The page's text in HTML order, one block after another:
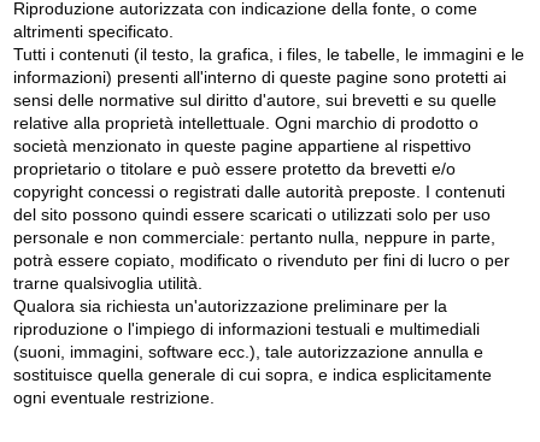
Riproduzione autorizzata con indicazione della fonte, o come
altrimenti specificato.
Tutti i contenuti (il testo, la grafica, i files, le tabelle, le immagini e le
informazioni) presenti all'interno di queste pagine sono protetti ai
sensi delle normative sul diritto d'autore, sui brevetti e su quelle
relative alla proprietà intellettuale. Ogni marchio di prodotto o
società menzionato in queste pagine appartiene al rispettivo
proprietario o titolare e può essere protetto da brevetti e/o
copyright concessi o registrati dalle autorità preposte. I contenuti
del sito possono quindi essere scaricati o utilizzati solo per uso
personale e non commerciale: pertanto nulla, neppure in parte,
potrà essere copiato, modificato o rivenduto per fini di lucro o per
trarne qualsivoglia utilità.
Qualora sia richiesta un'autorizzazione preliminare per la
riproduzione o l'impiego di informazioni testuali e multimediali
(suoni, immagini, software ecc.), tale autorizzazione annulla e
sostituisce quella generale di cui sopra, e indica esplicitamente
ogni eventuale restrizione.